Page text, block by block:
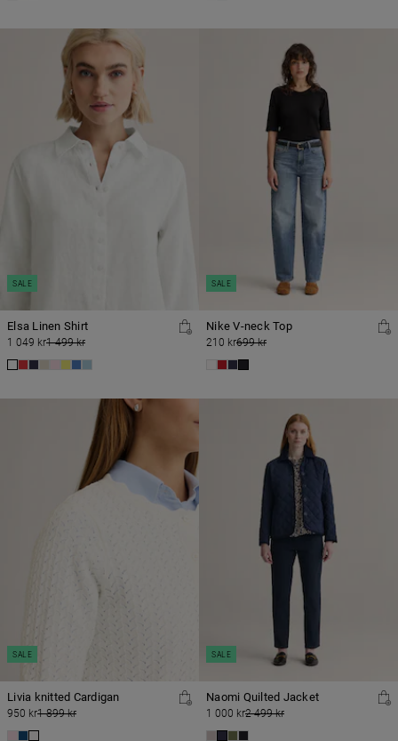
Elsa Linen Shirt
1 049 kr1 499 kr
SALE
Nike V-neck Top
210 kr699 kr
SALE
Livia knitted Cardigan
950 kr1 899 kr
SALE
Naomi Quilted Jacket
1 000 kr2 499 kr
SALE